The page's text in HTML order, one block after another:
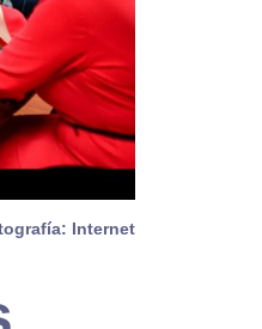
Internet